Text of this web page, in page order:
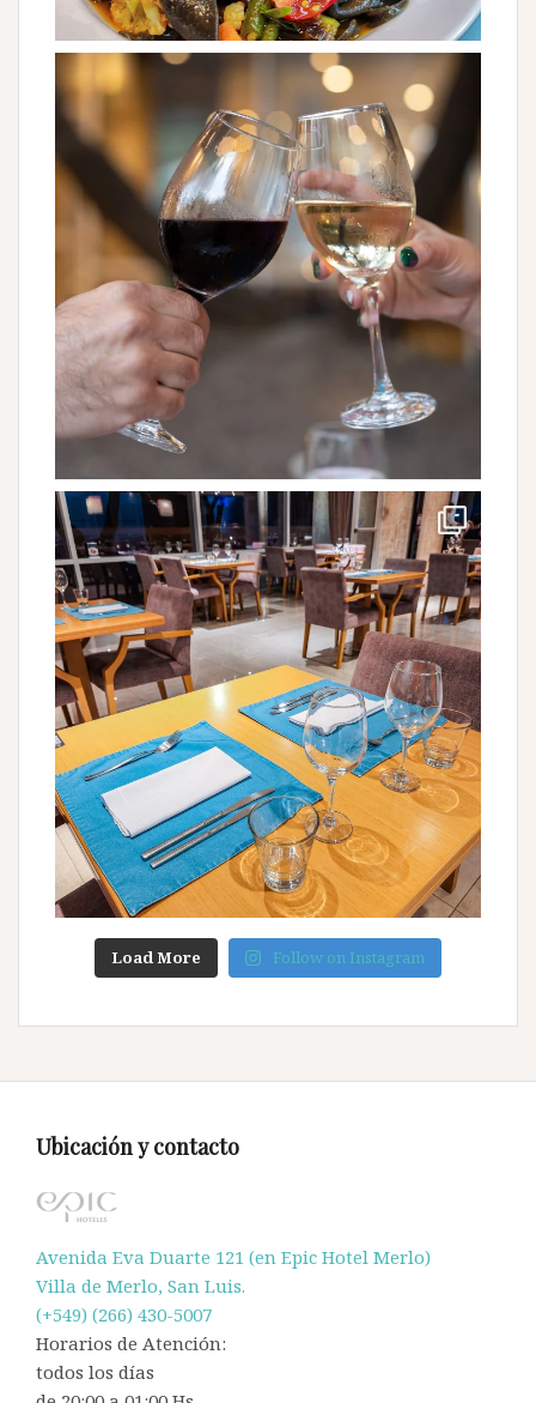
Load More Follow on Instagram
Ubicación y contacto
Avenida Eva Duarte 121 (en Epic Hotel Merlo)
Villa de Merlo, San Luis.
(+549) (266) 430-5007
Horarios de Atención:
todos los días